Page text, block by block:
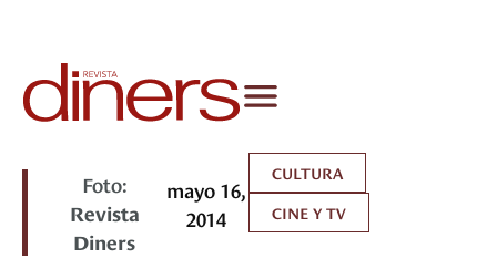
Foto:
Revista
Diners
mayo 16,
2014
CULTURA
CINE Y TV